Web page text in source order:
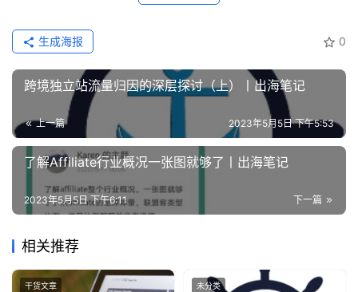
0
生成海报
跨境独立站流量归因的深层探讨（上）丨出海笔记
上一篇 2023年5月5日 下午5:53
了解Affiliate行业概况一张图就够了丨出海笔记
下一篇
2023年5月5日 下午6:11
相关推荐
干货文章 未分类